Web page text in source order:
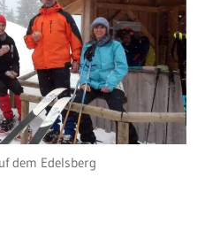
dem Edelsberg